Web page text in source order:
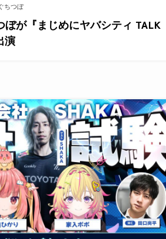
ちつぼ
ぼが『まじめにヤバシティ TALK
演